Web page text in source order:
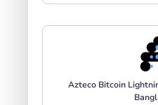
Azteco Bitcoin